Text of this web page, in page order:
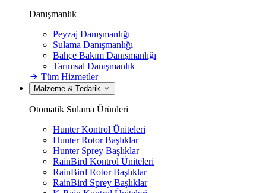
Danışmanlık
Peyzaj Danışmanlığı
Sulama Danışmanlığı
Bahçe Bakım Danışmanlığı
Tarımsal Danışmanlık
Tüm Hizmetler
Malzeme & Tedarik
Otomatik Sulama Ürünleri
Hunter Kontrol Üniteleri
Hunter Rotor Başlıklar
Hunter Sprey Başlıklar
RainBird Kontrol Üniteleri
RainBird Rotor Başlıklar
RainBird Sprey Başlıklar